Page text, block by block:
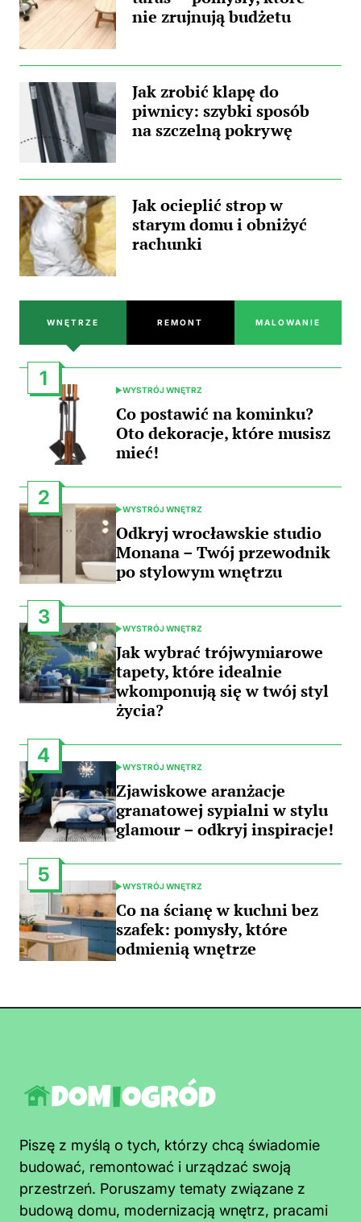
nie zrujnują budżetu
Jak zrobić klapę do
piwnicy: szybki sposób
na szczelną pokrywę
Jak ocieplić strop w
starym domu i obniżyć
rachunki
WNĘTRZE REMONT MALOWANIE
1
POSTED
IN
WYSTRÓJ WNĘTRZ
Co postawić na kominku?
Oto dekoracje, które musisz
mieć!
2
POSTED
IN
WYSTRÓJ WNĘTRZ
Odkryj wrocławskie studio
Monana – Twój przewodnik
po stylowym wnętrzu
3
POSTED
IN
WYSTRÓJ WNĘTRZ
Jak wybrać trójwymiarowe
tapety, które idealnie
wkomponują się w twój styl
życia?
4
POSTED
IN
WYSTRÓJ WNĘTRZ
Zjawiskowe aranżacje
granatowej sypialni w stylu
glamour – odkryj inspiracje!
5
POSTED
IN
WYSTRÓJ WNĘTRZ
Co na ścianę w kuchni bez
szafek: pomysły, które
odmienią wnętrze
Piszę z myślą o tych, którzy chcą świadomie
budować, remontować i urządzać swoją
przestrzeń. Poruszamy tematy związane z
budową domu, modernizacją wnętrz, pracami